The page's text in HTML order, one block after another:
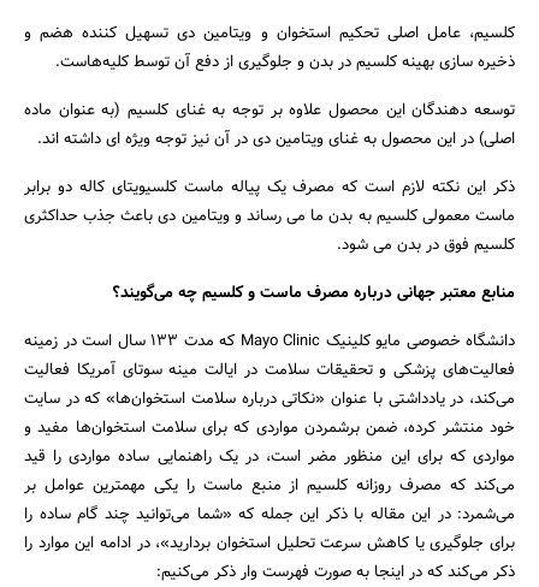
جستجو
کلسیم، عامل اصلی تحکیم استخوان و ویتامین دی تسهیل کننده هضم و
ذخیره سازی بهینه کلسیم در بدن و جلوگیری از دفع آن توسط کلیه‌هاست.
توسعه دهندگان این محصول علاوه بر توجه به غنای کلسیم (به عنوان ماده
اصلی) در این محصول به غنای ویتامین دی در آن نیز توجه ویژه ای داشته اند.
ذکر این نکته لازم است که مصرف یک پیاله ماست کلسیویتای کاله دو برابر
ماست معمولی کلسیم به بدن ما می رساند و ویتامین دی باعث جذب حداکثری
کلسیم فوق در بدن می شود.
منابع معتبر جهانی درباره مصرف ماست و کلسیم چه می‌گویند؟‌
دانشگاه خصوصی مایو کلینیک Mayo Clinic که مدت 133 سال است در زمینه
فعالیت‌های پزشکی و تحقیقات سلامت در ایالت مینه سوتای آمریکا فعالیت
می‌کند، در یادداشتی با عنوان «نکاتی درباره سلامت استخوان‌ها» که در سایت
خود منتشر کرده، ضمن برشمردن مواردی که برای سلامت استخوان‌ها مفید و
مواردی که برای این منظور مضر است، در یک راهنمایی ساده مواردی را قید
می‌کند که مصرف روزانه کلسیم از منبع ماست را یکی مهمترین عوامل بر
می‌شمرد: در این مقاله با ذکر این جمله که «شما می‌توانید چند گام ساده را
برای جلوگیری یا کاهش سرعت تحلیل استخوان بردارید»، در ادامه این موارد را
ذکر می‌کند که در اینجا به صورت فهرست وار ذکر می‌کنیم:‌